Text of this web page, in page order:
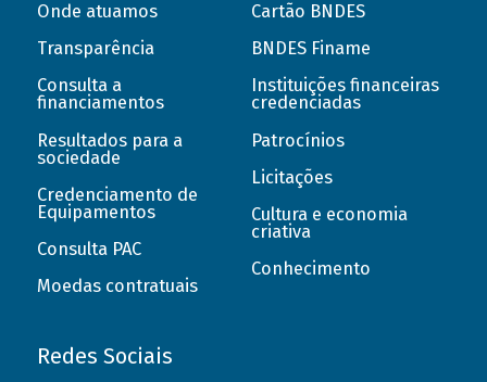
Onde atuamos
Transparência
Consulta a
financiamentos
Resultados para a
sociedade
Credenciamento de
Equipamentos
Consulta PAC
Moedas contratuais
Cartão BNDES
BNDES Finame
Instituições financeiras
credenciadas
Patrocínios
Licitações
Cultura e economia
criativa
Conhecimento
Redes Sociais